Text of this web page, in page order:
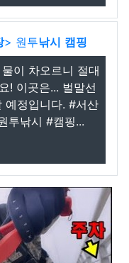
> 원투낚시 캠핑
이 차오르니 절대
! 이곳은... 벌말선
예정입니다. #서산
투낚시 #캠핑...